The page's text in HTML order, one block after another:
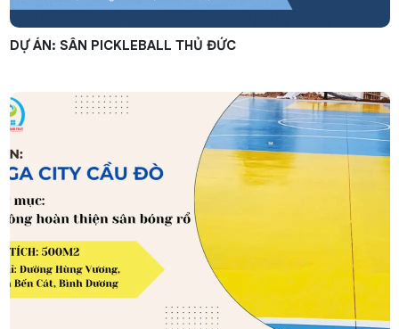
DỰ ÁN: SÂN PICKLEBALL THỦ ĐỨC